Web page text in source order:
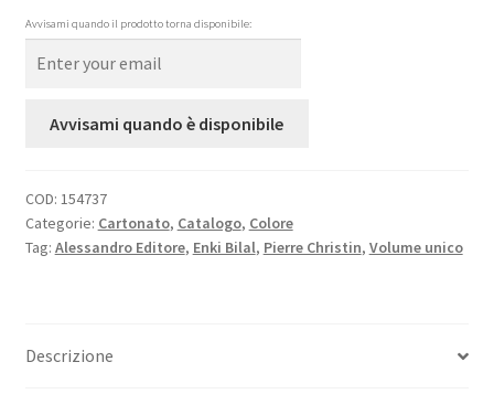
Avvisami quando il prodotto torna disponibile:
Avvisami quando è disponibile
COD: 154737
Categorie: Cartonato, Catalogo, Colore
Tag: Alessandro Editore, Enki Bilal, Pierre Christin, Volume unico
Descrizione